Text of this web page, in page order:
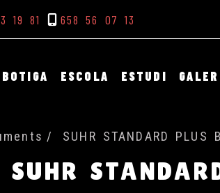
19 81 658 56 07 13
BOTIGA ESCOLA ESTUDI
SUHR STANDARD PLUS
SUHR